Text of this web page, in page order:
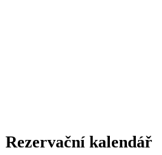
Rezervační kalendář